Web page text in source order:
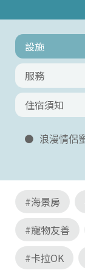
設施
服務
住宿須知
浪漫情侶
#海景房
#寵物友善
#卡拉OK